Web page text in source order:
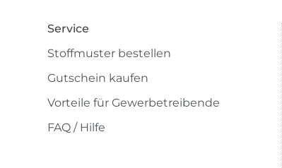
Service
Stoffmuster bestellen
Gutschein kaufen
Vorteile für Gewerbetreibende
FAQ / Hilfe